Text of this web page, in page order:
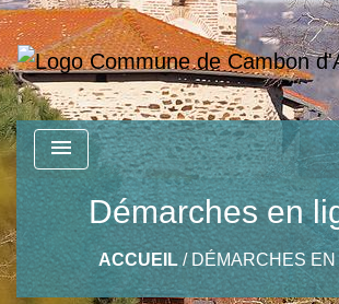
menu
Démarches en
ACCUEIL/ DÉMARCHES EN